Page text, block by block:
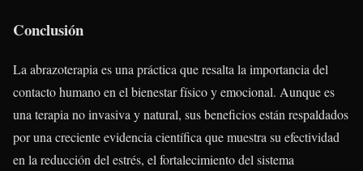
Conclusión
La abrazoterapia es una práctica que resalta la importancia del
contacto humano en el bienestar físico y emocional. Aunque es
una terapia no invasiva y natural, sus beneficios están respaldados
por una creciente evidencia científica que muestra su efectividad
en la reducción del estrés, el fortalecimiento del sistema